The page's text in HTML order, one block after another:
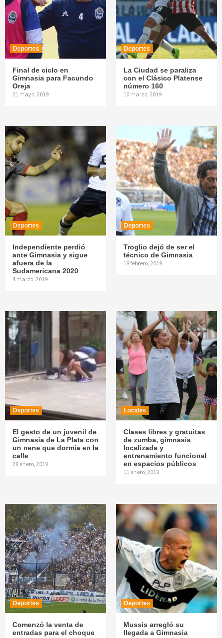
Deportes
Final de ciclo en
Gimnasia para Facundo
Oreja
21 mayo, 2019
Deportes
La Ciudad se paraliza
con el Clásico Platense
número 160
10 marzo, 2019
Deportes
Independiente perdió
ante Gimnasia y sigue
afuera de la
Sudamericana 2020
4 marzo, 2019
Deportes
Troglio dejó de ser el
técnico de Gimnasia
18 febrero, 2019
Deportes
El gesto de un juvenil de
Gimnasia de La Plata con
un nene que dormía en la
calle
28 enero, 2019
Locales
Clases libres y gratuitas
de zumba, gimnasia
localizada y
entrenamiento funcional
en espacios públicos
11 enero, 2019
Deportes
Comenzó la venta de
entradas para el choque
Deportes
Mussis arregló su
llegada a Gimnasia